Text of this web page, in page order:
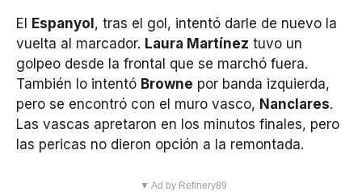
El Espanyol , tras el gol, intentó darle de nuevo la
vuelta al marcador. Laura Martínez tuvo un
golpeo desde la frontal que se marchó fuera.
También lo intentó Browne por banda izquierda,
pero se encontró con el muro vasco, Nanclares.
Las vascas apretaron en los minutos finales, pero
las pericas no dieron opción a la remontada.
▼ Ad by Refinery89